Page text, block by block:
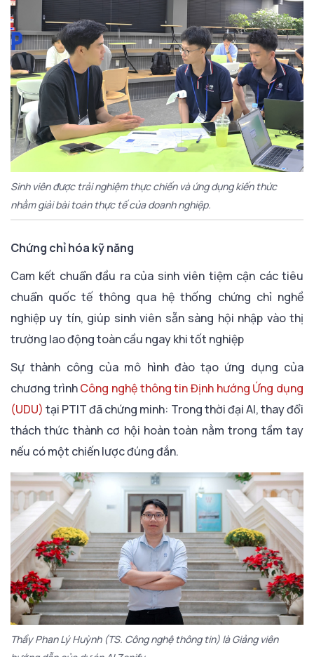
Sinh viên được trải nghiệm thực chiến và ứng dụng kiến thức
nhằm giải bài toán thực tế của doanh nghiệp.
Chứng chỉ hóa kỹ năng
Cam kết chuẩn đầu ra của sinh viên tiệm cận các tiêu
chuẩn quốc tế thông qua hệ thống chứng chỉ nghề
nghiệp uy tín, giúp sinh viên sẵn sàng hội nhập vào thị
trường lao động toàn cầu ngay khi tốt nghiệp
Sự thành công của mô hình đào tạo ứng dụng của
chương trìnhCông nghệ thông tin Định hướng Ứng dụng
(UDU) tại PTIT đã chứng minh: Trong thời đại AI, thay đổi
thách thức thành cơ hội hoàn toàn nằm trong tầm tay
nếu có một chiến lược đúng đắn.
Thầy Phan Lý Huỳnh (TS. Công nghệ thông tin) là Giảng viên